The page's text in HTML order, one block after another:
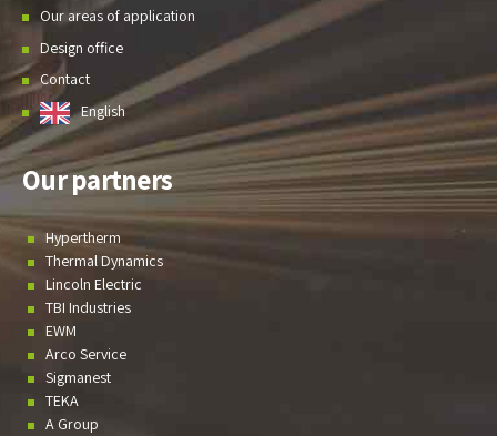
Our areas of application
Design office
Contact
English
Our partners
Hypertherm
Thermal Dynamics
Lincoln Electric
TBI Industries
EWM
Arco Service
Sigmanest
TEKA
A Group